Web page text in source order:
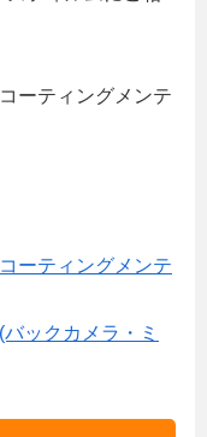
ーティングメンテ
ーティングメンテ
ックカメラ・ミ